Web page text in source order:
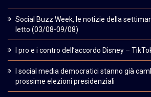
Social Buzz Week, le notizie della
letto (03/08-09/08)
I pro e i contro dell’accordo Disney –
I social media democratici stanno già
prossime elezioni presidenziali